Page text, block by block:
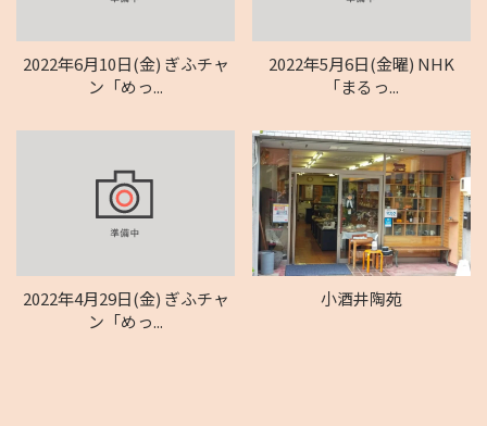
2022年6月10日(金) ぎふチャ
ン「めっ...
2022年5月6日(金曜) NHK
「まるっ...
2022年4月29日(金) ぎふチャ
ン「めっ...
小酒井陶苑